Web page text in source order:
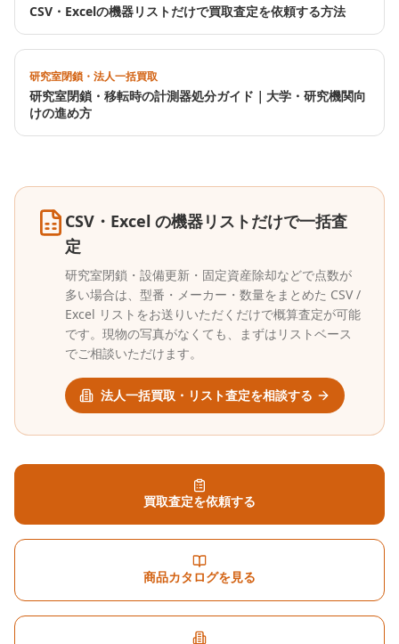
CSV・Excelの機器リストだけで買取査定を依頼する方法
研究室閉鎖・法人一括買取
研究室閉鎖・移転時の計測器処分ガイド｜大学・研究機関向
けの進め方
CSV・Excel の機器リストだけで一括査
定
研究室閉鎖・設備更新・固定資産除却などで点数が
多い場合は、型番・メーカー・数量をまとめた CSV /
Excel リストをお送りいただくだけで概算査定が可能
です。現物の写真がなくても、まずはリストベース
でご相談いただけます。
法人一括買取・リスト査定を相談する
買取査定を依頼する
商品カタログを見る